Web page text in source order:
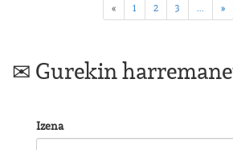
« 1 2 3 »
Gurekin
Izena